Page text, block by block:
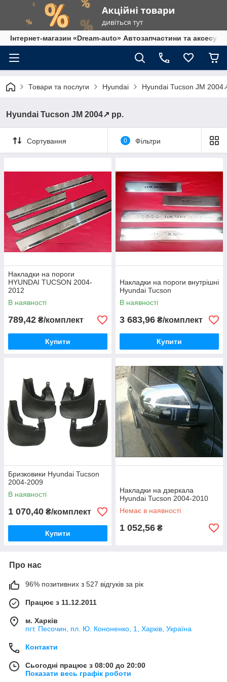
Інтернет-магазин «Dream-auto» Автозапчастини та
Товари та послуги Hyundai Hyundai Tucson JM
Hyundai Tucson JM 2004↗ рр.
Сортування 0 Фільтри
Накладки на пороги
HYUNDAI TUCSON 2004-
2012
В наявності
789,42 ₴/комплект
Купити
Накладки на пороги внутрішні
Hyundai Tucson
В наявності
3 683,96 ₴/комплект
Купити
Бризковики Hyundai Tucson
2004-2009
В наявності
1 070,40 ₴/комплект
Купити
Накладки на дзеркала
Hyundai Tucson 2004-2010
Немає в наявності
1 052,56 ₴
Про нас
96% позитивних з 527 відгуків за рік
Працює з 11.12.2011
м. Харків
пгт. Песочин, пл. Ю. Кононенко, 1, Харків, Україна
Контакти
Сьогодні працює з 08:00 до 20:00
Показати весь графік роботи